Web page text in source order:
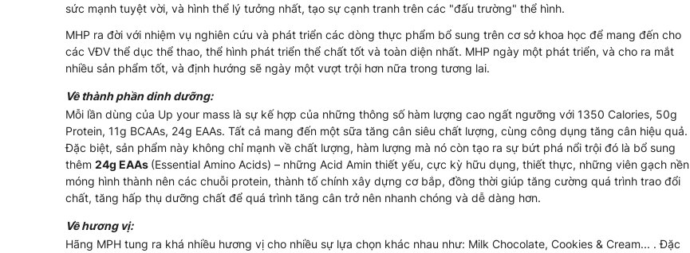
sức mạnh tuyệt vời, và hình thể lý tưởng nhất, tạo sự cạnh tranh trên các "đấu trường" thể hình.
MHP ra đời với nhiệm vụ nghiên cứu và phát triển các dòng thực phẩm bổ sung trên cơ sở khoa học để mang đến cho
các VĐV thể dục thể thao, thể hình phát triển thể chất tốt và toàn diện nhất. MHP ngày một phát triển, và cho ra mắt
nhiều sản phẩm tốt, và định hướng sẽ ngày một vượt trội hơn nữa trong tương lai.
Về thành phần dinh dưỡng:
Mỗi lần dùng của Up your mass là sự kế hợp của những thông số hàm lượng cao ngất ngưỡng với 1350 Calories, 50g
Protein, 11g BCAAs, 24g EAAs. Tất cả mang đến một sữa tăng cân siêu chất lượng, cùng công dụng tăng cân hiệu quả.
Đặc biệt, sản phẩm này không chỉ mạnh về chất lượng, hàm lượng mà nó còn tạo ra sự bứt phá nổi trội đó là bổ sung
thêm 24g EAAs (Essential Amino Acids) – những Acid Amin thiết yếu, cực kỳ hữu dụng, thiết thực, những viên gạch nền
móng hình thành nên các chuỗi protein, thành tố chính xây dựng cơ bắp, đồng thời giúp tăng cường quá trình trao đổi
chất, tăng hấp thụ dưỡng chất để quá trình tăng cân trở nên nhanh chóng và dễ dàng hơn.
Về hương vị:
Hãng MPH tung ra khá nhiều hương vị cho nhiều sự lựa chọn khác nhau như: Milk Chocolate, Cookies & Cream... . Đặc